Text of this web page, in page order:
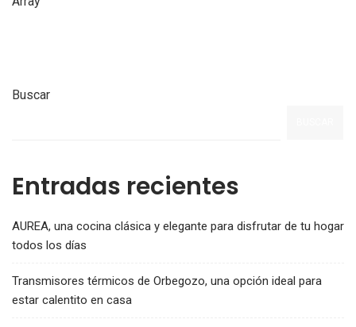
Buscar
Entradas recientes
AUREA, una cocina clásica y elegante para disfrutar de tu hogar
todos los días
Transmisores térmicos de Orbegozo, una opción ideal para
estar calentito en casa